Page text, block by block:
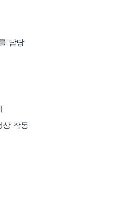
담당
상 작동